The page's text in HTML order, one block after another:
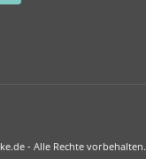
- Alle Rechte vorbehalten.